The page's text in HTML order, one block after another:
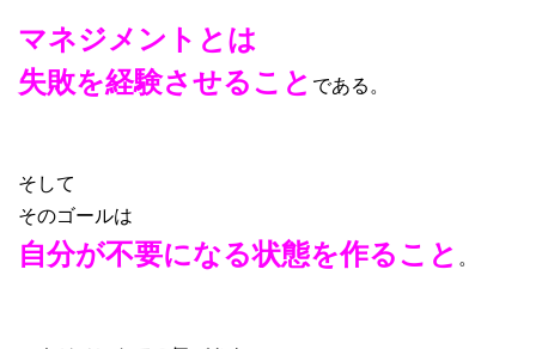
マネジメントとは
失敗を経験させること である。
そして
そのゴールは
自分が不要になる状態を作ること 。